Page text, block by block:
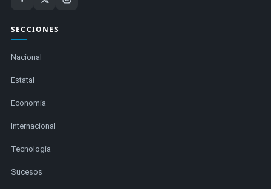
SECCIONES
Nacional
Estatal
Economía
Internacional
Tecnología
Sucesos